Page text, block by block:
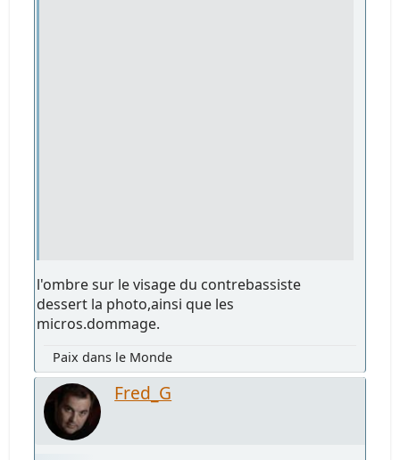
l'ombre sur le visage du contrebassiste
dessert la photo,ainsi que les
micros.dommage.
Paix dans le Monde
Fred_G